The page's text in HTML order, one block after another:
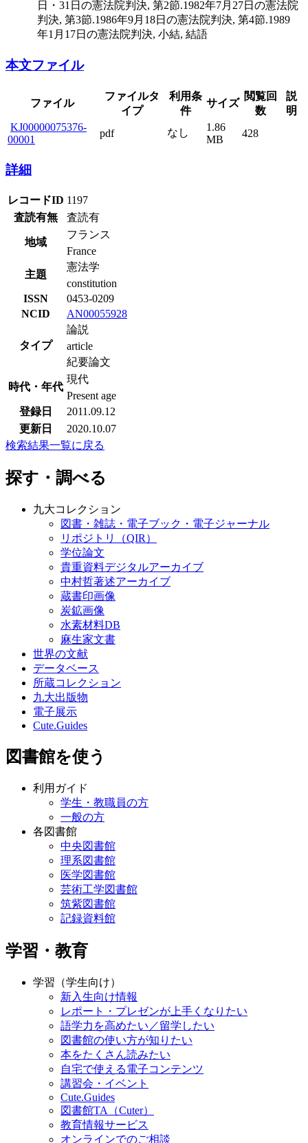
日・31日の憲法院判決, 第2節.1982年7月27日の憲法院
判決, 第3節.1986年9月18日の憲法院判決, 第4節.1989
年1月17日の憲法院判決, 小結, 結語
本文ファイル
ファイル
ファイルタ
イプ
利用条
件
サイズ
閲覧回
数
説
明
KJ00000075376-
00001
pdf なし
1.86
MB
428
詳細
レコードID 1197
査読有無
査読有
地域
フランス
France
主題
憲法学
constitution
ISSN
0453-0209
NCID
AN00055928
タイプ
論説
article
紀要論文
時代・年代
現代
Present age
登録日
2011.09.12
更新日
2020.10.07
検索結果一覧に戻る
探す・調べる
九大コレクション
図書・雑誌・電子ブック・電子ジャーナル
リポジトリ（QIR）
学位論文
貴重資料デジタルアーカイブ
中村哲著述アーカイブ
蔵書印画像
炭鉱画像
水素材料DB
麻生家文書
世界の文献
データベース
所蔵コレクション
九大出版物
電子展示
Cute.Guides
図書館を使う
利用ガイド
学生・教職員の方
一般の方
各図書館
中央図書館
理系図書館
医学図書館
芸術工学図書館
筑紫図書館
記録資料館
学習・教育
学習（学生向け）
新入生向け情報
レポート・プレゼンが上手くなりたい
語学力を高めたい／留学したい
図書館の使い方が知りたい
本をたくさん読みたい
自宅で使える電子コンテンツ
講習会・イベント
Cute.Guides
図書館TA（Cuter）
教育情報サービス
オンラインでのご相談